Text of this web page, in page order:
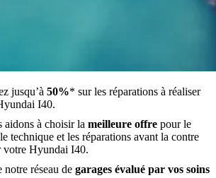
jusqu’à 50%* sur les réparations à réaliser
I40.
aidons à choisir la meilleure offre pour le
technique et les réparations avant la contre
votre Hyundai I40.
notre réseau de garages évalué par vos soins